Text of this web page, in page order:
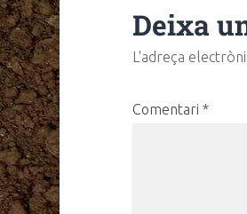
Deixa
L'adreça
Comentari *